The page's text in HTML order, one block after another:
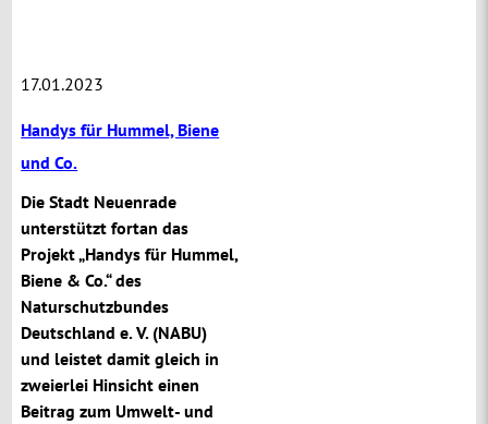
17.01.2023
Handys für Hummel, Biene
und Co.
Die Stadt Neuenrade
unterstützt fortan das
Projekt „Handys für Hummel,
Biene & Co.“ des
Naturschutzbundes
Deutschland e. V. (NABU)
und leistet damit gleich in
zweierlei Hinsicht einen
Beitrag zum Umwelt- und